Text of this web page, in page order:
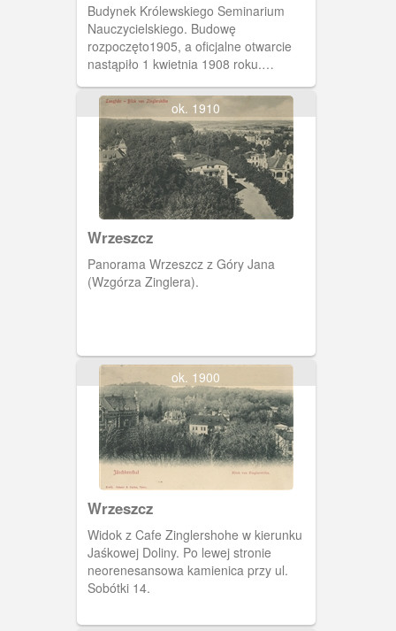
Budynek Królewskiego Seminarium
Nauczycielskiego. Budowę
rozpoczęto1905, a oficjalne otwarcie
nastąpiło 1 kwietnia 1908 roku.
ok. 1910
Wrzeszcz
Panorama Wrzeszcz z Góry Jana
(Wzgórza Zinglera).
ok. 1900
Wrzeszcz
Widok z Cafe Zinglershohe w kierunku
Jaśkowej Doliny. Po lewej stronie
neorenesansowa kamienica przy ul.
Sobótki 14.